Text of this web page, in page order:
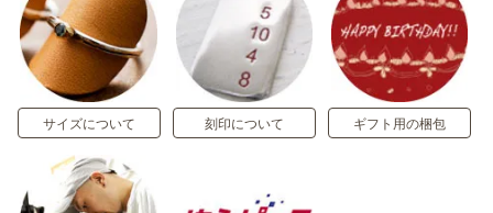
サイズについて 刻印について ギフト用の梱包